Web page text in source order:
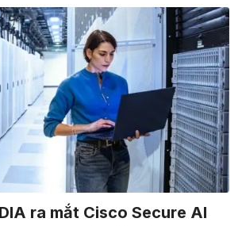
ra mắt Cisco Secure AI